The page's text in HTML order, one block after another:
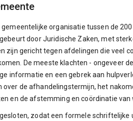
organisatie tussen de
door Juridische Zaken, met
zijn gericht tegen afdelingen die veel
De meeste klachten - ongeveer
informatie en een gebrek aan
de afhandelingstermijn, het
en de afstemming en coördinatie van
zodat een formele schriftelijke